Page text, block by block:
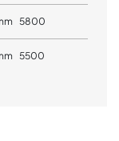
5800
5500